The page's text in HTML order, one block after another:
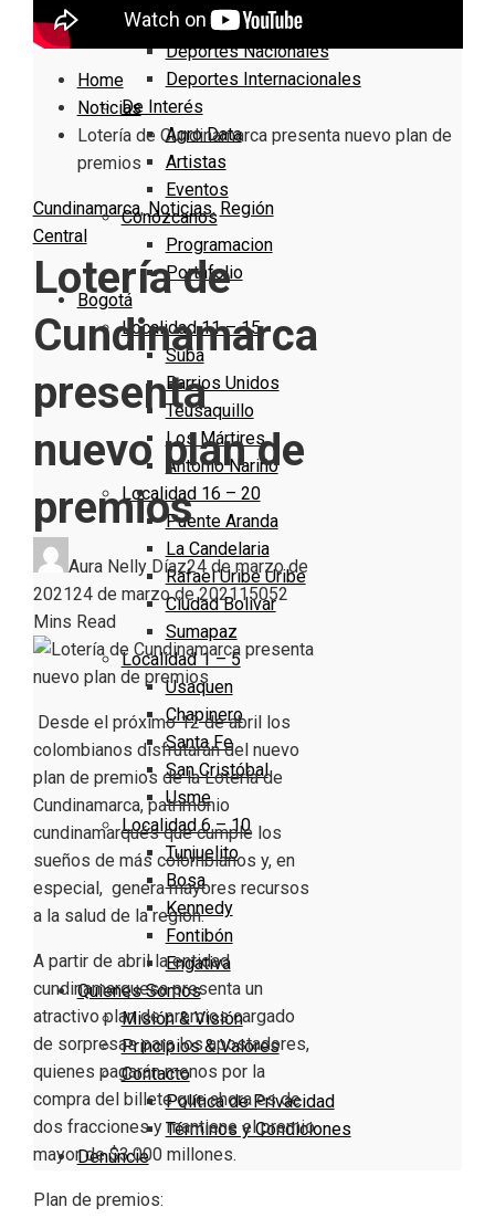
Deportes Locales
Deportes Nacionales
Deportes Internacionales
De Interés
Agro Data
Artistas
Eventos
Conózcanos
Programacion
Portafolio
Bogotá
Localidad 11 – 15
Suba
Barrios Unidos
Teusaquillo
Los Mártires
Antonio Nariño
Localidad 16 – 20
Puente Aranda
La Candelaria
Rafael Uribe Uribe
Ciudad Bolivar
Sumapaz
Localidad 1 – 5
Usaquen
Chapinero
Santa Fe
San Cristóbal
Usme
Localidad 6 – 10
Tunjuelito
Bosa
Kennedy
Fontibón
Engativa
Quienes Somos
Misión & Visión
Principios & Valores
Contacto
Política de Privacidad
Términos y Condiciones
Denuncie
Home
Noticias
Lotería de Cundinamarca presenta nuevo plan de
premios
Cundinamarca, Noticias, Región
Central
Lotería de
Cundinamarca
presenta
nuevo plan de
premios
Aura Nelly Díaz24 de marzo de
202124 de marzo de 202115052
Mins Read
Desde el próximo 12 de abril los
colombianos disfrutarán del nuevo
plan de premios de la Lotería de
Cundinamarca, patrimonio
cundinamarqués que cumple los
sueños de más colombianos y, en
especial, genera mayores recursos
a la salud de la región.
A partir de abril la entidad
cundinamarquesa presenta un
atractivo plan de premios cargado
de sorpresas para los apostadores,
quienes pagarán menos por la
compra del billete que ahora es de
dos fracciones y mantiene el premio
mayor de $3.000 millones.
Plan de premios: